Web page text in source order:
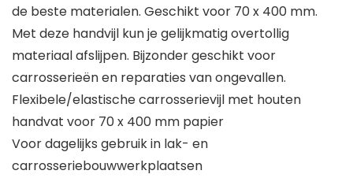
de beste materialen. Geschikt voor 70 x 400 mm.
Met deze handvijl kun je gelijkmatig overtollig
materiaal afslijpen. Bijzonder geschikt voor
carrosserieën en reparaties van ongevallen.
Flexibele/elastische carrosserievijl met houten
handvat voor 70 x 400 mm papier
Voor dagelijks gebruik in lak- en
carrosseriebouwwerkplaatsen